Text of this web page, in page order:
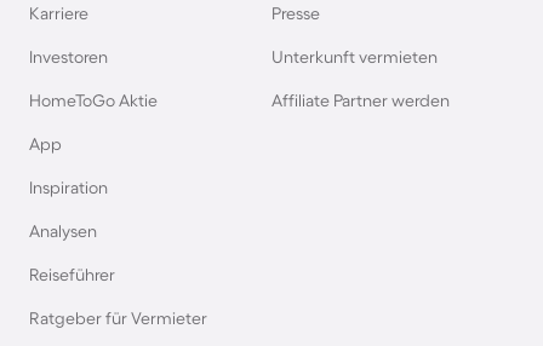
Chalets in Deutschland
Chalets in Bayern
Chalets in Renesse
Karriere
Investoren
HomeToGo Aktie
App
Inspiration
Analysen
Reiseführer
Ratgeber für Vermieter
Presse
Unterkunft vermieten
Affiliate Partner werden